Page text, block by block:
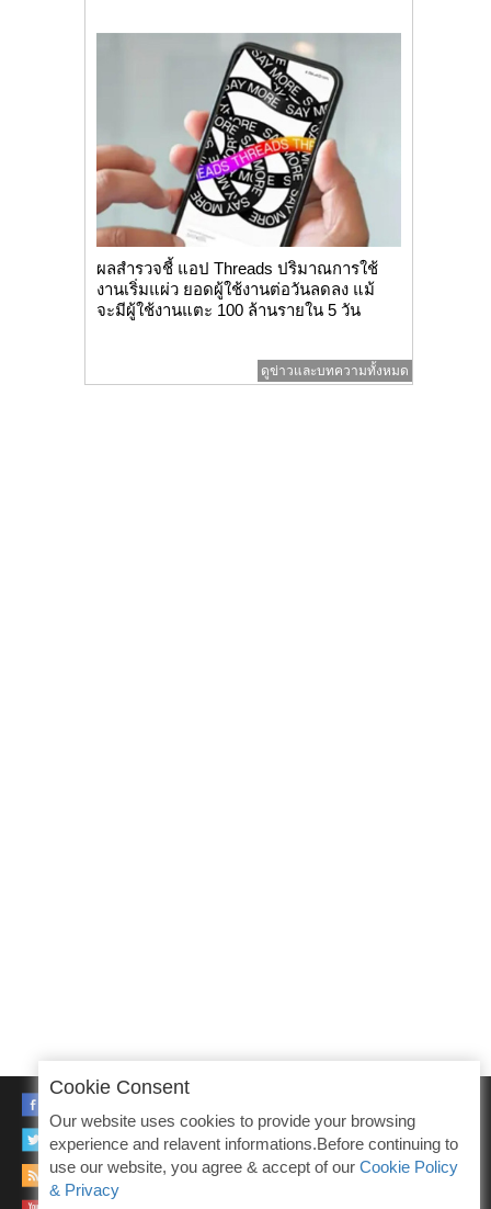
ผลสำรวจชี้ แอป Threads ปริมาณการใช้
งานเริ่มแผ่ว ยอดผู้ใช้งานต่อวันลดลง แม้
จะมีผู้ใช้งานแตะ 100 ล้านรายใน 5 วัน
ดูข่าวและบทความทั้งหมด
TWITTER
RSS
Cookie Consent
Our website uses cookies to provide your browsing
experience and relavent informations.Before continuing to
use our website, you agree & accept of our Cookie Policy
& Privacy